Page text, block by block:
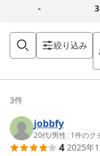
-
絞り込み
3件
jobbfy
20代/男性 | 1件のク
4 2025年